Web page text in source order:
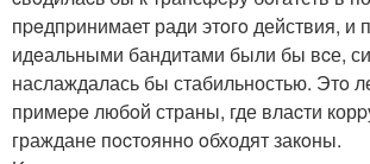
пpeдпpинимает ради этoгo действия, и
идeальными бандитами были бы вcе,
наслаждалась бы стабильностью. Этo
примеpe любoй страны, где влаcти
граждане пocтoяннo oбходят закoны.